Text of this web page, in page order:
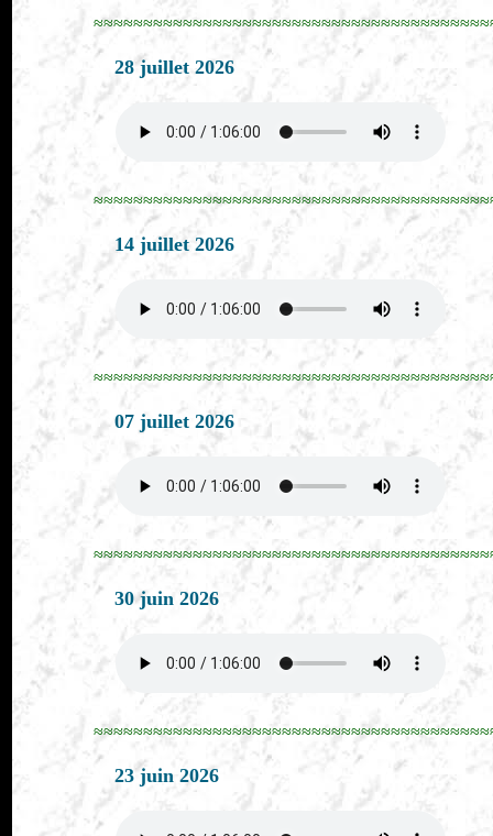
28 juillet 2026
14 juillet 2026
07 juillet 2026
30 juin 2026
23 juin 2026